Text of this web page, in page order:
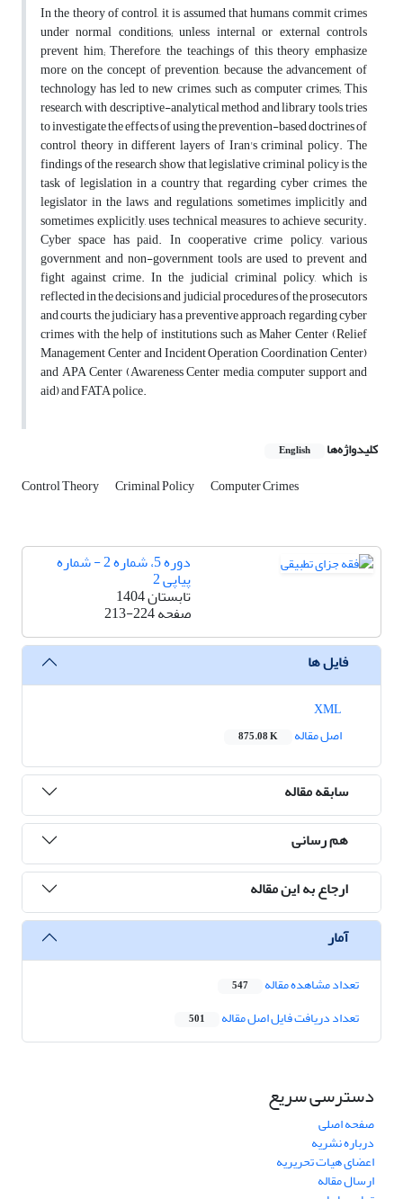
In the theory of control, it is assumed that humans commit crimes
under normal conditions; unless internal or external controls
prevent him; Therefore, the teachings of this theory emphasize
more on the concept of prevention, because the advancement of
technology has led to new crimes, such as computer crimes; This
research, with descriptive-analytical method and library tools, tries
to investigate the effects of using the prevention-based doctrines of
control theory in different layers of Iran's criminal policy. The
findings of the research show that legislative criminal policy is the
task of legislation in a country that, regarding cyber crimes, the
legislator in the laws and regulations, sometimes implicitly and
sometimes explicitly, uses technical measures to achieve security.
Cyber space has paid. In cooperative crime policy, various
government and non-government tools are used to prevent and
fight against crime. In the judicial criminal policy, which is
reflected in the decisions and judicial procedures of the prosecutors
and courts, the judiciary has a preventive approach regarding cyber
crimes with the help of institutions such as Maher Center (Relief
Management Center and Incident Operation Coordination Center)
and APA Center (Awareness Center media, computer support and
aid) and FATA police.
کلیدواژه‌ها English
Control Theory Criminal Policy Computer Crimes
دوره 5، شماره 2 - شماره
پیاپی 2
تابستان 1404
صفحه213-224
فایل ها
اصل مقاله
875.08 K
سابقه مقاله
هم رسانی
ارجاع به این مقاله
آمار
تعداد مشاهده مقاله 547
تعداد دریافت فایل اصل مقاله 501
دسترسی سریع
صفحه اصلی
درباره نشریه
اعضای هیات تحریریه
ارسال مقاله